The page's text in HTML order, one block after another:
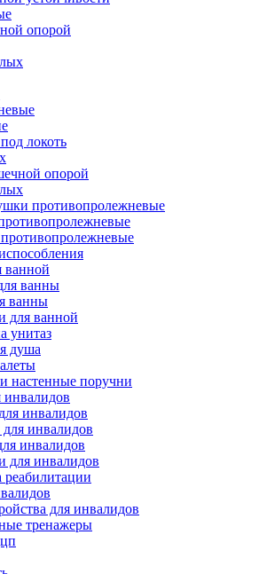
опорой
локоть
опорой
противопролежневые
ванной
ванны
ванны
для ванной
унитаз
душа
настенные поручни
инвалидов
инвалидов
инвалидов
инвалидов
для инвалидов
реабилитации
для инвалидов
тренажеры